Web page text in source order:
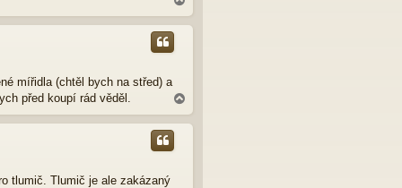
a
h
mířidla (chtěl bych na střed) a
před koupí rád věděl.
a
h
tlumič. Tlumič je ale zakázaný